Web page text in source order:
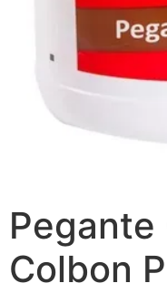
Pegante
Colbon